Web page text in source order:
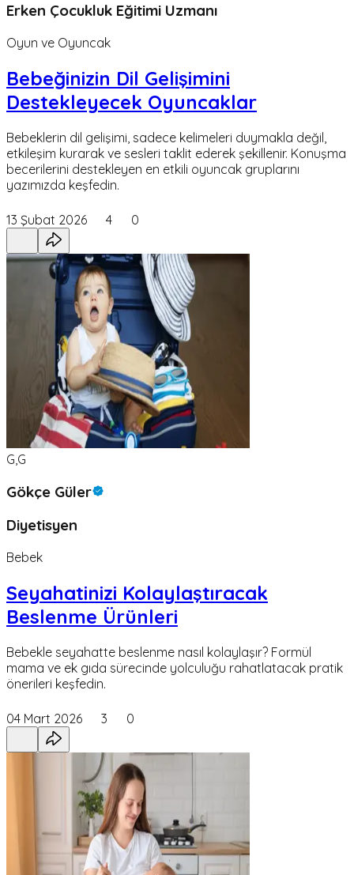
Erken Çocukluk Eğitimi Uzmanı
Oyun ve Oyuncak
Bebeğinizin Dil Gelişimini
Destekleyecek Oyuncaklar
Bebeklerin dil gelişimi, sadece kelimeleri duymakla değil,
etkileşim kurarak ve sesleri taklit ederek şekillenir. Konuşma
becerilerini destekleyen en etkili oyuncak gruplarını
yazımızda keşfedin.
13 Şubat 2026 4 0
G,G
Gökçe Güler
Diyetisyen
Bebek
Seyahatinizi Kolaylaştıracak
Beslenme Ürünleri
Bebekle seyahatte beslenme nasıl kolaylaşır? Formül
mama ve ek gıda sürecinde yolculuğu rahatlatacak pratik
önerileri keşfedin.
04 Mart 2026 3 0